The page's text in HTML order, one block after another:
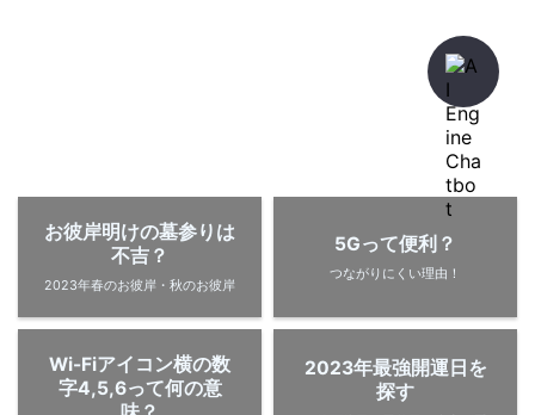
お彼岸明けの墓参りは
不吉？
2023年春のお彼岸・秋のお彼岸
5Gって便利？
つながりにくい理由！
Wi-Fiアイコン横の数
字4,5,6って何の意
2023年最強開運日を
探す